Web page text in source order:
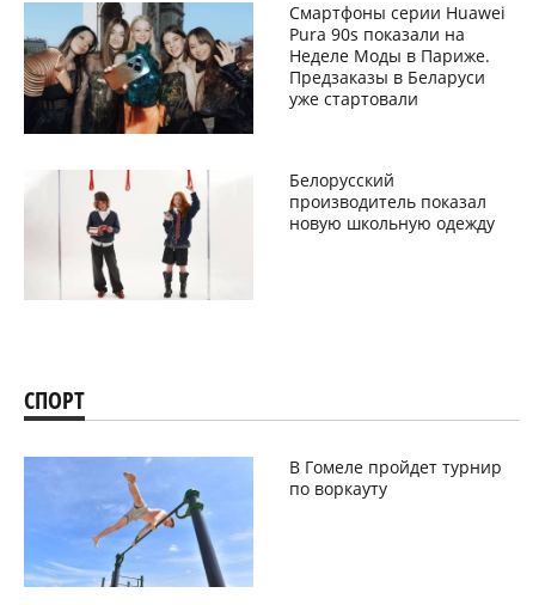
Смартфоны серии Huawei
Pura 90s показали на
Неделе Моды в Париже.
Предзаказы в Беларуси
уже стартовали
Белорусский
производитель показал
новую школьную одежду
СПОРТ
В Гомеле пройдет турнир
по воркауту